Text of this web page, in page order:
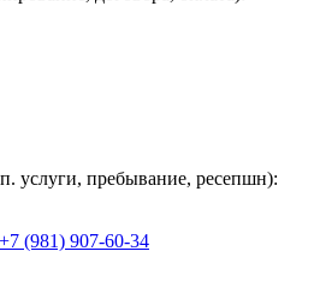
услуги, пребывание, ресепшн):
+7 (981) 907-60-34